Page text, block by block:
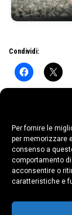
Per fornire le
per memorizzare
consenso a
comportamento
acconsentire o
caratteristiche e
Condividi:
21047 Saronno (VA)
Copyright ©2026